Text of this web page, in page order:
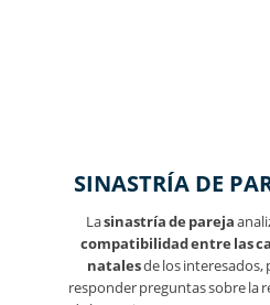
SINASTRÍA DE
Lasinastría de pareja
compatibilidad entre las
natalesde los interesados,
responder preguntas sobre la